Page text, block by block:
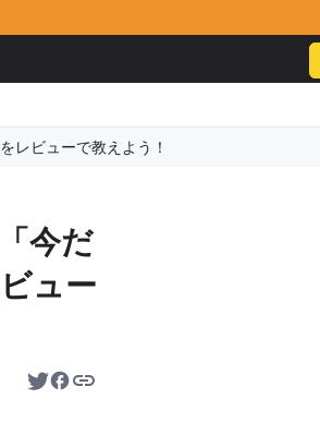
レビューで教えよう！
今だ
ュー